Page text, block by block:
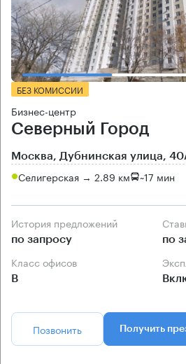
БЕЗ КОМИССИИ
Бизнес-центр
Северный Город
Москва, Дубнинская улица,
Селигерская → 2.89 км ~17 мин
История предложений
по запросу по
Класс офисов
B
Позвонить Получить